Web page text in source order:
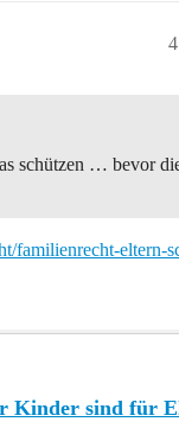
4
schützen … bevor
eltern-
Kinder sind für